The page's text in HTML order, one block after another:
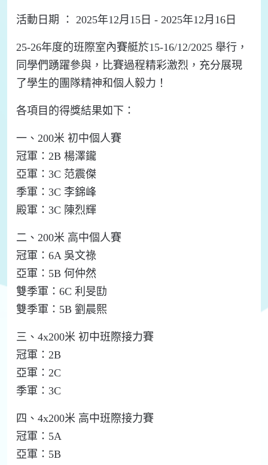
活動日期 ： 2025年12月15日 - 2025年12月16日
25-26年度的班際室內賽艇於15-16/12/2025 舉行，
同學們踴躍參與，比賽過程精彩激烈，充分展現
了學生的團隊精神和個人毅力！
各項目的得獎結果如下：
一、200米 初中個人賽
冠軍：2B 楊澤鑨
亞軍：3C 范震傑
季軍：3C 李錦峰
殿軍：3C 陳烈輝
二、200米 高中個人賽
冠軍：6A 吳文祿
亞軍：5B 何仲然
雙季軍：6C 利旻劻
雙季軍：5B 劉晨熙
三、4x200米 初中班際接力賽
冠軍：2B
亞軍：2C
季軍：3C
四、4x200米 高中班際接力賽
冠軍：5A
亞軍：5B